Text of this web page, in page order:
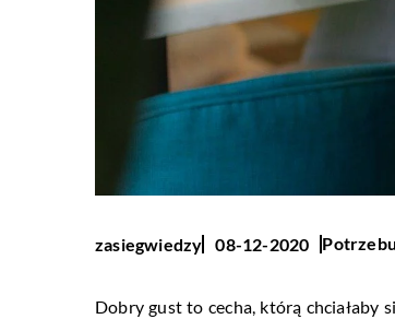
zasiegwiedzy 08-12-2020
Dobry gust to cecha, którą chciałaby